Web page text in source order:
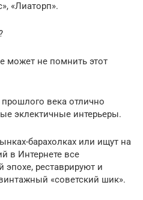
«Лиаторп».
может не помнить этот
века отлично
эклектичные интерьеры.
барахолках или ищут на
в Интернете все
реставрируют и
«советский шик».